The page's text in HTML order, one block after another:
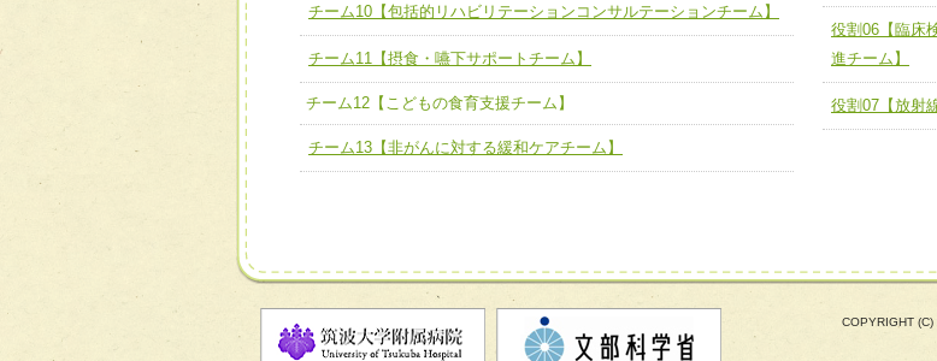
チーム10【包括的リハビリテーションコンサルテーションチ
ーム】
チーム11【摂食・嚥下サポートチーム】
チーム12【こどもの食育支援チーム】
役割06【臨床
検査推進チーム
チーム10【包括的リハビリテーションコンサルテーションチーム】
チーム11【摂食・嚥下サポートチーム】
チーム12【こどもの食育支援チーム】
チーム13【非がんに対する緩和ケアチーム】
役割06【臨床
進チーム】
役割07【放射
COPYRIGHT